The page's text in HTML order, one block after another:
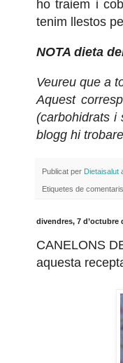
ho traiem i
tenim llestos
NOTA dieta
Veureu que a
Aquest
(carbohidrats i
blogg hi
Publicat per Dietaisalut
Etiquetes de
divendres, 7 d’octubre
CANELONS
aquesta